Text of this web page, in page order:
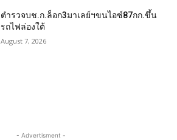
ตำรวจบช.ก.ล็อก3มาเลย์ฯขนไอซ์87กก.ขึ้น
รถไฟล่องใต้
August 7, 2026
- Advertisment -